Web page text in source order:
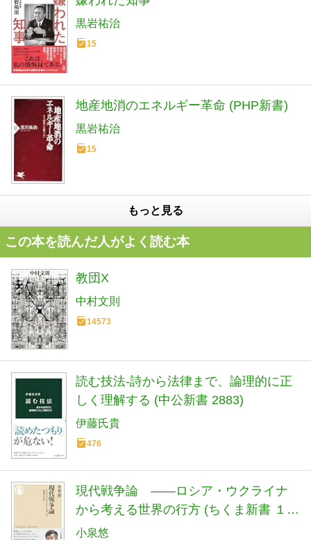
黒岩祐治
15
地産地消のエネルギー革命 (PHP新書)
黒岩祐治
15
もっと見る
この本を読んだ人がよく読む本
教団X
中村文則
14573
読む技法-詩から法律まで、論理的に正
しく理解する (中公新書 2883)
伊藤氏貴
476
現代戦争論 ――ロシア・ウクライナ
から考える世界の行方 (ちくま新書 １９
００)
小泉悠